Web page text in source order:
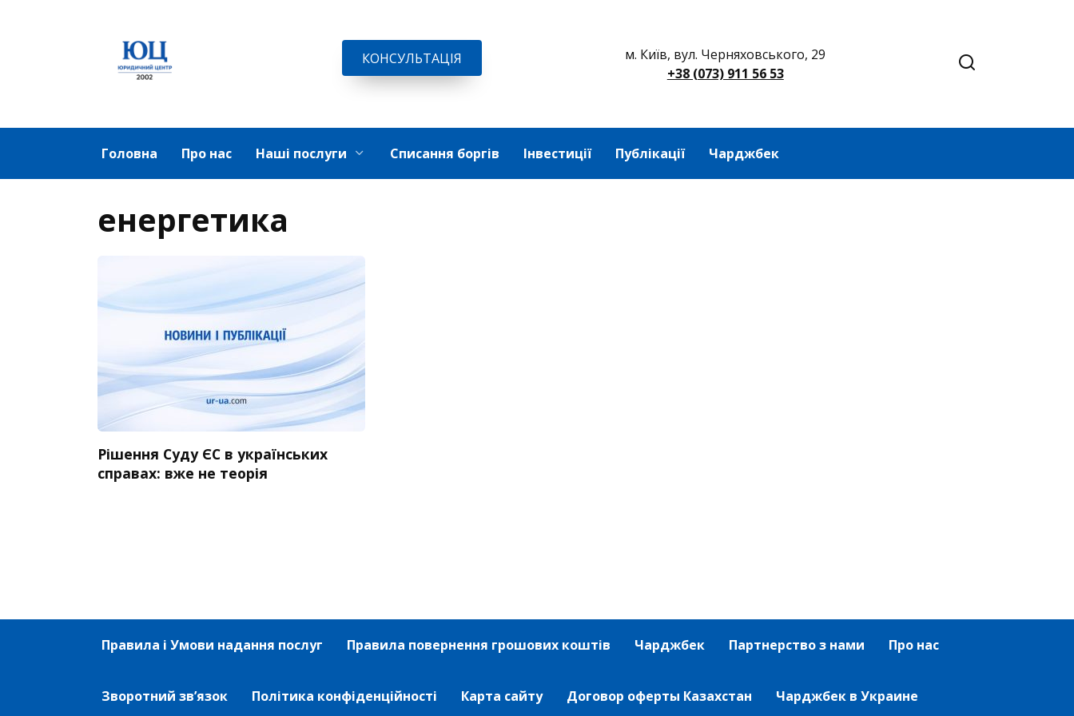
КОНСУЛЬТАЦІЯ
м. Київ, вул. Черняховського, 29
+38 (073) 911 56 53
Головна Про нас Наші послуги Списання боргів Інвестиції Публікації Чарджбек
енергетика
Рішення Суду ЄС в українських
справах: вже не теорія
Правила і Умови надання послуг Правила повернення грошових коштів Чарджбек Партнерство з нами Про нас
Зворотний зв’язок Політика конфіденційності Карта сайту Договор оферты Казахстан Чарджбек в Украине